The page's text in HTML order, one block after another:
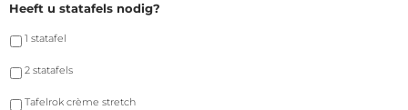
Heeft u statafels nodig?
1 statafel
2 statafels
Tafelrok crème stretch